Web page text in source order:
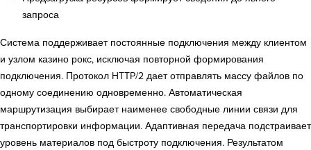
запроса
Система поддерживает постоянные подключения между клиентом
и узлом казино рокс, исключая повторной формирования
подключения. Протокол HTTP/2 дает отправлять массу файлов по
одному соединению одновременно. Автоматическая
маршрутизация выбирает наименее свободные линии связи для
транспортировки информации. Адаптивная передача подстраивает
уровень материалов под быстроту подключения. Результатом